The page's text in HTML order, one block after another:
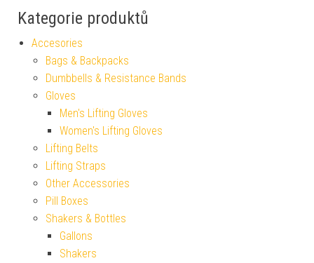
Kategorie produktů
Accesories
Bags & Backpacks
Dumbbells & Resistance Bands
Gloves
Men's Lifting Gloves
Women's Lifting Gloves
Lifting Belts
Lifting Straps
Other Accessories
Pill Boxes
Shakers & Bottles
Gallons
Shakers